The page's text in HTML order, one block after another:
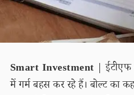
Smart Investment | ईटीएफ
में गर्म बहस कर रहे हैं। बोल्ट का